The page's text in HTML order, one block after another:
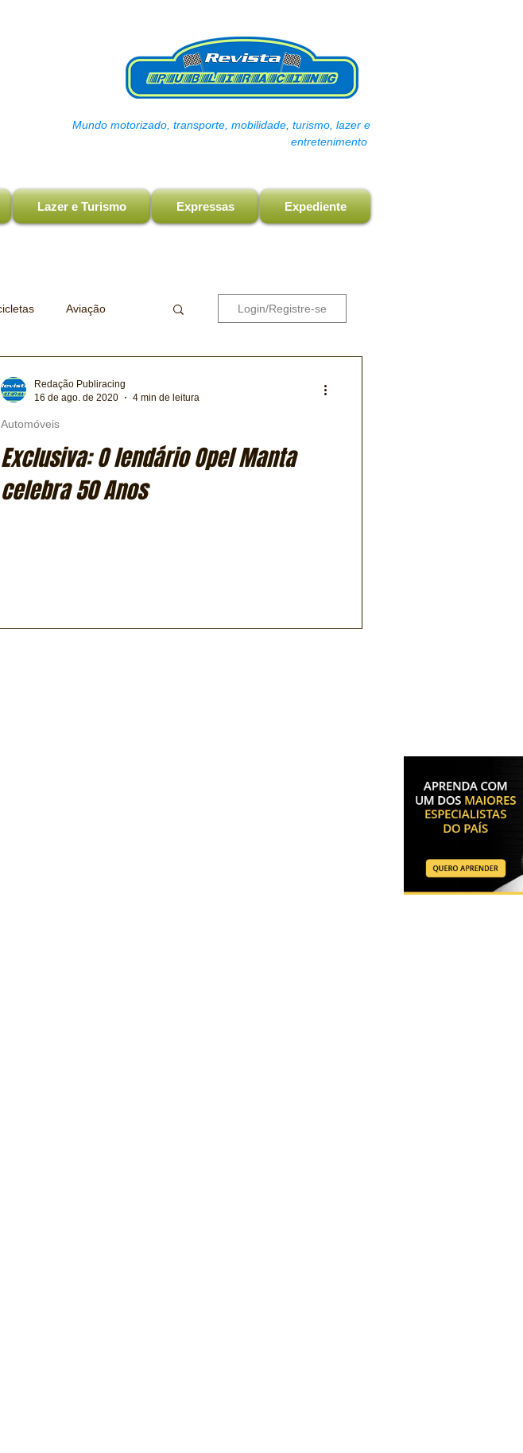
Mundo motorizado, transporte, mobilidade, turismo, lazer e
entretenimento
Lazer e Turismo Expressas Expediente
Aviação
Expressas Clássicos
Login/Registre-se
Exclusiva: O lendário Opel Manta
celebra 50 Anos
Automóveis
Redação Publiracing
16 de ago. de 2020
4 min de leitura